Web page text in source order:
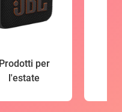
Prodotti per
l'estate